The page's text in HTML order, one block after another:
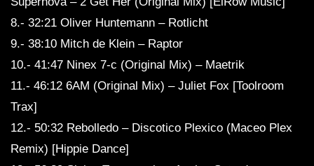
8.- 32:21 Oliver Huntemann – Rotlicht
9.- 38:10 Mitch de Klein – Raptor
10.- 41:47 Ninex 7-c (Original Mix) – Maetrik
11.- 46:12 6AM (Original Mix) – Juliet Fox [Toolroom
Trax]
12.- 50:32 Rebolledo – Discotico Plexico (Maceo Plex
Remix) [Hippie Dance]